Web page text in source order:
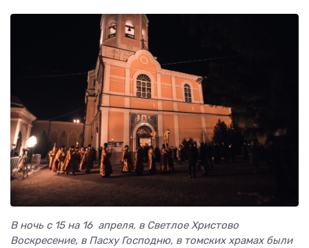
В ночь с 15 на 16 апреля, в Светлое Христово
Воскресение, в Пасху Господню, в томских храмах были